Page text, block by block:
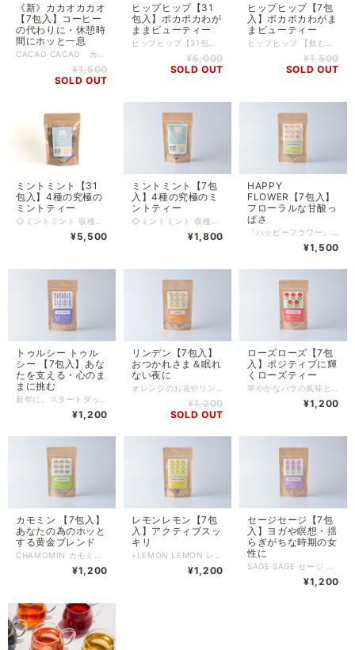
《新》カカオカカオ
【7包入】コーヒー
の代わりに・休憩時
間にホッと一息
CACAO CACAO カカオカカオ【7包入】 カカオハスク（カカオの殻）を使った 濃厚なカカオの香りが広がるスペシャルティー。 チョコレートの主原料・カカオの実を包む「カカオハスク」を 贅沢にブレンドした大人なブレンドに生まれ変わりました！ ふんわりと香るシナモンの控えめな甘さと身体を温めるジンジャーに、 ダンディライオンの落ち着きのある ”コーヒーのような香ばしい大人な味わい”。 ほっと一息、休憩タイムにオススメ。 ～こんな時にオススメ～ ● コーヒーを飲みたい気分、でもカフェインはあまり取りたくない、、 ●仕事の合間やリラックスタイムに、気分を切り替えたいときに ●胃痛・食欲不振や肝臓を労わりたいとき ●寒い冬にホッと身体も温まるドリンクが飲みたい ＊オススメアレンジ＊ ●お好みでミルクとお砂糖(または、ハチミツ)で割って、カカオラテ風に！ ●赤ワインに2～3時間漬け込んで、コクを出すこともOK！ ※領収書発行のご希望について※ 領収書発行は不可となります。 同封する「納品書」またはお買い上げ時に届くメールを「請求書」として保管してください。
¥1,500
SOLD OUT
ヒップヒップ【31
包入】ポカポカわが
ままビューティー
¥5,000
SOLD OUT
ヒップヒップ【7包
入】ポカポカわがま
まビューティー
ヒップヒップ 【飲むだけわがままビューティー 】 鮮やかなルビーレッドが目を惹くブレンド。 ローズヒップとハイビスカスの酸味に、 ジンジャーのスパイスがほどよく重なり、 ひと口ごとに体の内側から温まり、 軽やかに整う感覚を届けます。 ハニーブッシュとルイボスのやさしい甘み、 カモミールとマルベリーリーフの穏やかな香りが、 深呼吸したくなるような癒しの時間を演出。 美しさは、 我慢からではなく、 わがままから生まれる。 飲むだけわがままビューティー HIPHIP +------------------+ こだわりポイント 3位 温活ブレンド！！ カモミールがお腹を、ジンジャーが全身をポカポカに！ 冷えは美容の大敵。 ポカポカ温活ブレンドです！ 2位 香り！！ ジンジャーやハイビスカスだけだと香りが寂しい。 そこにカモミールやルイボスを入れてフローラルな香りに。 これはなかなかないんじゃないかな。 ※見た目もかわいい！笑 1位 美容とダイエットのダブル効果 ビタミンCの爆弾、ローズヒップ。 疲れやむくみに良いクエン酸含む、ハイビスカス。 血糖値やダイエットにマルベリーリーフ。 など。嬉しさ満点。 +------------------+ ブレンド内容 ローズヒップ／ハイビスカス／ハニーブッシュ／ルイボス／ カモミール／マルベリーリーフ／ジンジャーカット こんな時におすすめ ・朝！むくみ ・食中！料理とも相性抜群 ・美しく自分磨きたい時 コンセプトメッセージ 飲むだけで、美しく整う。 ヒップヒップは“自分を甘やかす勇気”をくれるハーブティー。 今日の疲れも、明日への期待も。 すべてを包み込んで、心をしなやかに解きほぐします。 ※領収書発行のご希望について※ 領収書発行は不可となります。 同封する「納品書」またはお買い上げ時に届くメールを「請求書」として保管してください。
¥1,500
SOLD OUT
ミントミント【31
包入】4種の究極の
ミントティー
¥5,500
ミントミント【7包
入】4種の究極のミ
ントティー
¥1,800
HAPPY
FLOWER【7包入】
フローラルな甘酸っ
ぱさ
¥1,500
トゥルシー トゥル
シー 【7包入】あな
たを支える・心のま
まに挑む
¥1,200
リンデン【7包入】
おつかれさま＆眠れ
ない夜に
¥1,200
SOLD OUT
ローズローズ【7包
入】ポジティブに輝
くローズティー
¥1,200
カモミン 【7包入】
あなたの為のホッと
する黄金ブレンド
¥1,200
レモンレモン【7包
入】アクティブスッ
キリ
¥1,200
セージセージ【7包
入】ヨガや瞑想・揺
らぎがちな時期の女
性に
¥1,200